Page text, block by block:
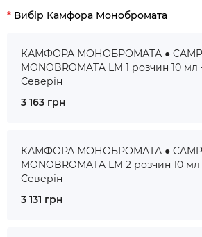
Вибір Камфора Монобромата
КАМФОРА МОНОБРОМАТА ●
MONOBROMATA LM 1 розчин 10
Северін
3 163 грн
КАМФОРА МОНОБРОМАТА ●
MONOBROMATA LM 2 розчин 10
Северін
3 131 грн